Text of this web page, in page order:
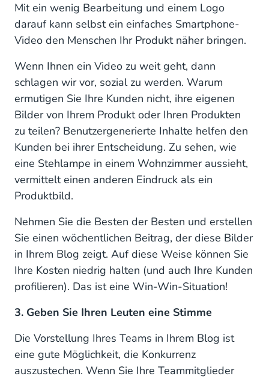
Mit ein wenig Bearbeitung und einem Logo
darauf kann selbst ein einfaches Smartphone-
Video den Menschen Ihr Produkt näher bringen.
Wenn Ihnen ein Video zu weit geht, dann
schlagen wir vor, sozial zu werden. Warum
ermutigen Sie Ihre Kunden nicht, ihre eigenen
Bilder von Ihrem Produkt oder Ihren Produkten
zu teilen? Benutzergenerierte Inhalte helfen den
Kunden bei ihrer Entscheidung. Zu sehen, wie
eine Stehlampe in einem Wohnzimmer aussieht,
vermittelt einen anderen Eindruck als ein
Produktbild.
Nehmen Sie die Besten der Besten und erstellen
Sie einen wöchentlichen Beitrag, der diese Bilder
in Ihrem Blog zeigt. Auf diese Weise können Sie
Ihre Kosten niedrig halten (und auch Ihre Kunden
profilieren). Das ist eine Win-Win-Situation!
3. Geben Sie Ihren Leuten eine Stimme
Die Vorstellung Ihres Teams in Ihrem Blog ist
eine gute Möglichkeit, die Konkurrenz
auszustechen. Wenn Sie Ihre Teammitglieder